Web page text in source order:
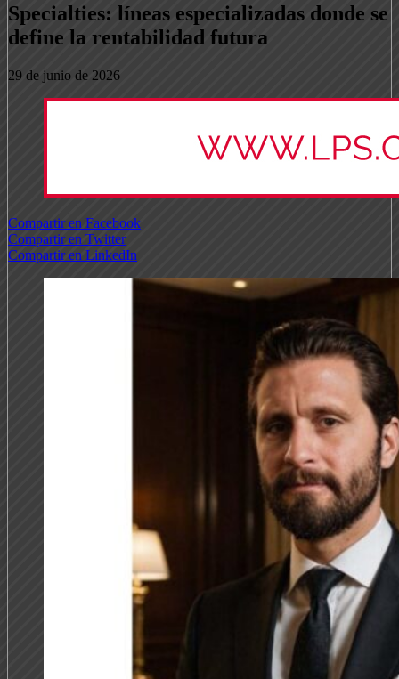
Specialties: líneas especializadas donde se
define la rentabilidad futura
29 de junio de 2026
Compartir en Facebook
Compartir en Twitter
Compartir en LinkedIn